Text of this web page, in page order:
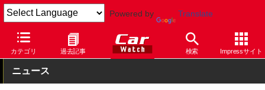
Powered by Translate
カテゴリ 過去記事 検索 Impressサイト
Car Watch タイヤ 横浜ゴム
ニュース